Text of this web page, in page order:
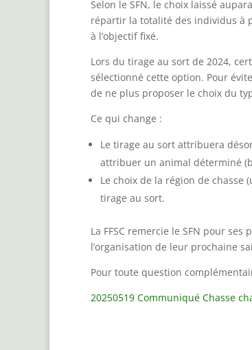
Selon le SFN, le choix laissé
répartir la totalité des individus à
à l’objectif fixé.
Lors du tirage au sort de 2024,
sélectionné cette option. Pour
de ne plus proposer le choix du
Ce qui change :
Le tirage au sort attribuera
attribuer un animal déterminé
Le choix de la région de
tirage au sort.
La FFSC remercie le SFN pour
l’organisation de leur prochaine
Pour toute question
20250519 Communiqué Chasse